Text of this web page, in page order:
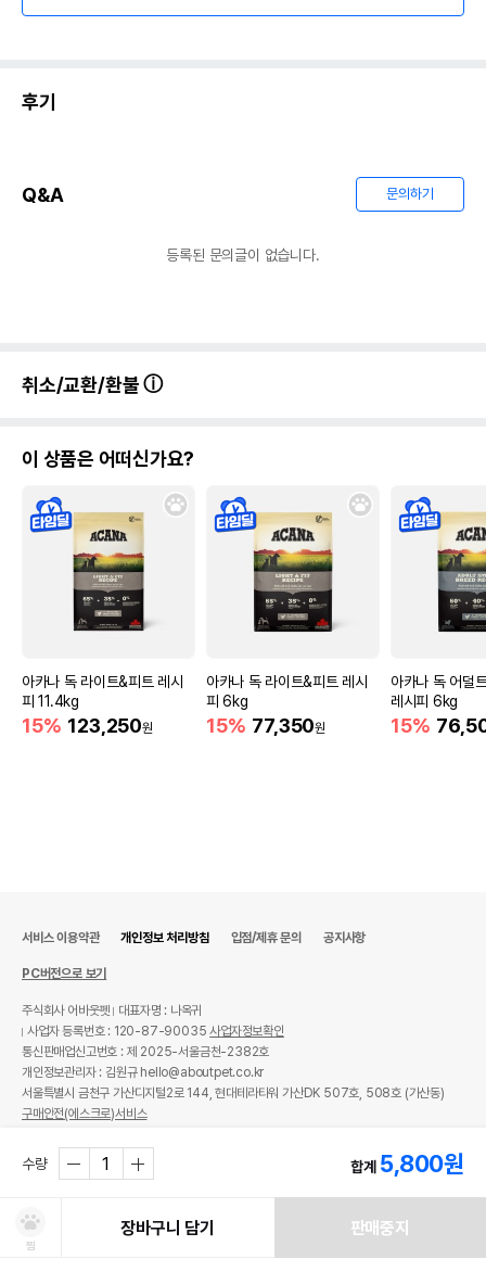
후기
Q&A 문의하기
등록된 문의글이 없습니다.
취소/교환/환불
이 상품은 어떠신가요?
아카나 독 라이트&피트 레시
피 11.4kg
15% 123,250원
아카나 독 라이트&피트 레시
피 6kg
15% 77,350원
아카나 독 어덜
레시피 6kg
15%
수량 합계 5,800원
찜
장바구니 담기 판매중지
서비스 이용약관 개인정보 처리방침 입점/제휴 문의 공지사항
PC버전으로 보기
주식회사 어바웃펫
대표자명 : 나옥귀
사업자 등록번호 : 120-87-90035사업자정보확인
통신판매업신고번호 : 제 2025-서울금천-2382호
개인정보관리자 : 김원규 hello@aboutpet.co.kr
서울특별시 금천구 가산디지털2로 144, 현대테라타워 가산DK 507호, 508호 (가산동)
구매안전(에스크로)서비스